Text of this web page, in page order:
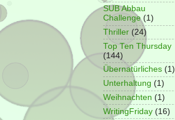
SUB Abbau
Challenge (1)
Thriller (24)
Top Ten Thursday
(144)
Übernatürliches (1)
Unterhaltung (1)
Weihnachten (1)
WritingFriday (16)